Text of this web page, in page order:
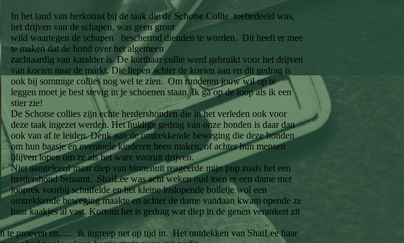
In het land van herkomst bij de taak die de Schotse Collie toebedeeld was,
het drijven van de schapen, was geen groot
wild waartegen de schapen beschermd dienden te worden. Dit heeft er mee
te maken dat de hond over het algemeen
zachtaardig van karakter is. De korthaar collie werd gebruikt voor het drijven
van koeien naar de markt. Die liepen achter de koeien aan en dit gedrag is
ook bij sommige collies nog wel te zien. Om runderen jouw wil op te
leggen moet je best stevig in je schoenen staan. Ik ga op de loop als ik een
stier zie!
De Schotse collies zijn echte herdershonden die in het verleden ook voor
deze taak ingezet werden. Het huidige gedrag van onze honden is daar dan
ook van af te leiden. Denk aan de omtrekkende beweging die deze honden
om hun baasje en eventuele kinderen heen maken, of achter hun mensen
blijven lopen om ze als het ware vooruit drijven.
Niet aangeleerd maar diep van binnenuit reageerde mijn pup zoals het een
herdershond betaamt. ShaiLee was acht weken oud toen er een dame met
looprek voorbij schuifelde en het kleine loslopende bolletje wol een
omtrekkende beweging maakte en achter de dame vandaan kwam opende ze
haar kaakjes al vast. Kortom het is gedrag wat diep in de genen verankert zit
te proeven en...... ik ingreep net op tijd in. Het ontdekken van ShaiLee haar